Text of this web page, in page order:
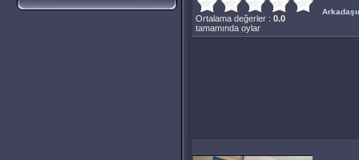
Ortalama değerler : 0.0
tamamında oylar